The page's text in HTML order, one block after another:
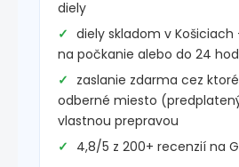
diely
diely skladom v
na počkanie alebo do 24
zaslanie zdarma cez
odberné miesto
vlastnou prepravou
4,8/5 z 200+ recenzií na